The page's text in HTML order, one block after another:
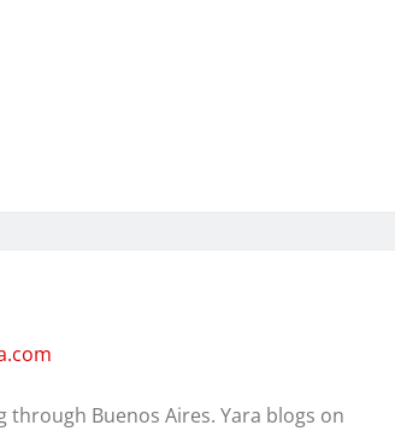
Buenos Aires. Yara blogs on